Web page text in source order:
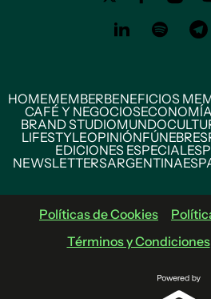
HOMEMEMBERBENEFICIOS
CAFÉ Y NEGOCIOS
BRAND STUDIOMUNDO
LIFESTYLEOPINIÓNFÚNEBRES
EDICIONES ESPECIALES
NEWSLETTERSARGENTINA
Políticas de Cookies
Términos y Condiciones